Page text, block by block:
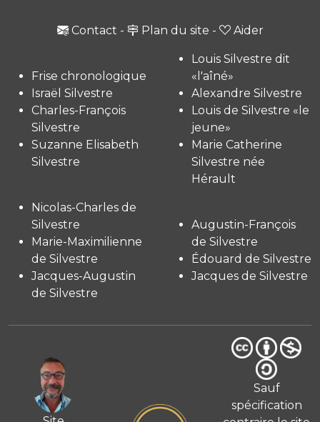
Contact - Plan du site - Aider
Frise chronologique
Israël Silvestre
Charles-François
Silvestre
Suzanne Elisabeth
Silvestre
Louis Silvestre dit
«l'aîné»
Alexandre Silvestre
Louis de Silvestre «le
jeune»
Marie Catherine
Silvestre née
Hérault
Nicolas-Charles de
Silvestre
Marie-Maximilienne
de Silvestre
Jacques-Augustin
de Silvestre
Augustin-François
de Silvestre
Édouard de Silvestre
Jacques de Silvestre
Sauf
spécification